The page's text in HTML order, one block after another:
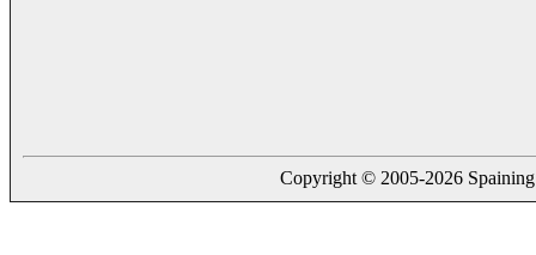
Copyright © 2005-2026